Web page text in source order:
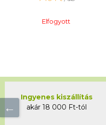
Elfogyott
Ingyenes kiszállítás
akár 18 000 Ft-tól